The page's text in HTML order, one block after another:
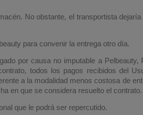
No obstante, el transportista
para convenir la entrega otro día.
por causa no imputable a Pelbeauty,
todos los pagos recibidos del
a la modalidad menos costosa de
en que se considera resuelto el contrato.
que le podrá ser repercutido.